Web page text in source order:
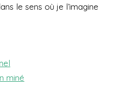
le sens où je l’imagine
miné